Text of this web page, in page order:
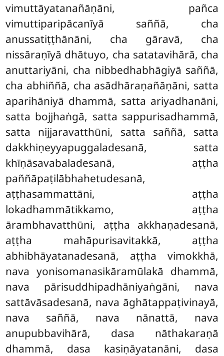
vimuttāyatanañāṇāni, pañca
vimuttiparipācanīyā saññā, cha
anussatiṭṭhānāni, cha gāravā, cha
nissāraṇīyā dhātuyo, cha satatavihārā, cha
anuttariyāni, cha nibbedhabhāgiyā saññā,
cha abhiññā, cha asādhāraṇañāṇāni, satta
aparihāniyā dhammā, satta ariyadhanāni,
satta bojjhaṅgā, satta sappurisadhammā,
satta nijjaravatthūni, satta saññā, satta
dakkhiṇeyyapuggaladesanā, satta
khīṇāsavabaladesanā, aṭṭha
paññāpaṭilābhahetudesanā,
aṭṭhasammattāni, aṭṭha
lokadhammātikkamo, aṭṭha
ārambhavatthūni, aṭṭha akkhaṇadesanā,
aṭṭha mahāpurisavitakkā, aṭṭha
abhibhāyatanadesanā, aṭṭha vimokkhā,
nava yonisomanasikāramūlakā dhammā,
nava pārisuddhipadhāniyaṅgāni, nava
sattāvāsadesanā, nava āghātappaṭivinayā,
nava saññā, nava nānattā, nava
anupubbavihārā, dasa nāthakaraṇā
dhammā, dasa kasiṇāyatanāni, dasa